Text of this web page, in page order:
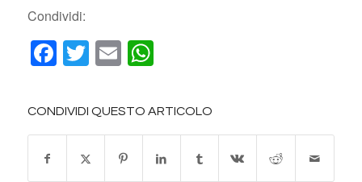
Condividi:
Facebook
Twitter
EmailWhatsApp
CONDIVIDI QUESTO ARTICOLO